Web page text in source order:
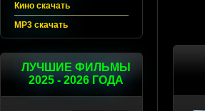
Кино скачать
MP3 скачать
ЛУЧШИЕ ФИЛЬМЫ
2025 - 2026 ГОДА